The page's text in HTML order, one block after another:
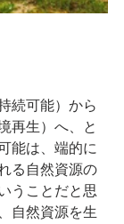
続可能）から
再生）へ、と
能は、端的に
る自然資源の
うことだと思
自然資源を生